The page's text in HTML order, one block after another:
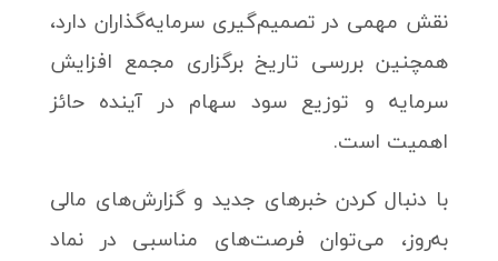
نقش مهمی در تصمیم‌گیری سرمایه‌گذاران دارد،
همچنین بررسی تاریخ برگزاری مجمع افزایش
سرمایه و توزیع سود سهام در آینده حائز
اهمیت است.
با دنبال کردن خبرهای جدید و گزارش‌های مالی
به‌روز، می‌توان فرصت‌های مناسبی در نماد